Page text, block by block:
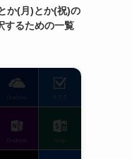
か(月)とか(祝)の
するための一覧